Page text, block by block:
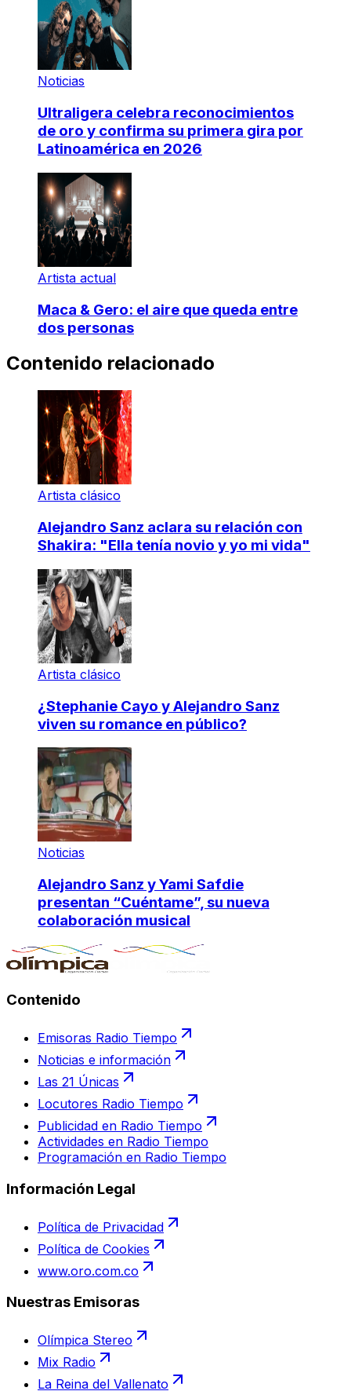
Noticias
Ultraligera celebra reconocimientos
de oro y confirma su primera gira por
Latinoamérica en 2026
Artista actual
Maca & Gero: el aire que queda entre
dos personas
Contenido relacionado
Artista clásico
Alejandro Sanz aclara su relación con
Shakira: "Ella tenía novio y yo mi vida"
Artista clásico
¿Stephanie Cayo y Alejandro Sanz
viven su romance en público?
Noticias
Alejandro Sanz y Yami Safdie
presentan “Cuéntame”, su nueva
colaboración musical
Contenido
Emisoras Radio Tiempo
Noticias e información
Las 21 Únicas
Locutores Radio Tiempo
Publicidad en Radio Tiempo
Actividades en Radio Tiempo
Programación en Radio Tiempo
Información Legal
Política de Privacidad
Política de Cookies
www.oro.com.co
Nuestras Emisoras
Olímpica Stereo
Mix Radio
La Reina del Vallenato